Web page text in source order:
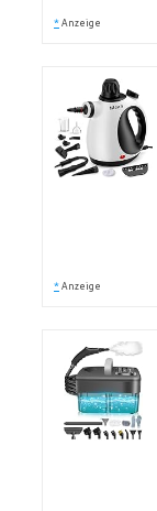
* Anzeige
* Anzeige